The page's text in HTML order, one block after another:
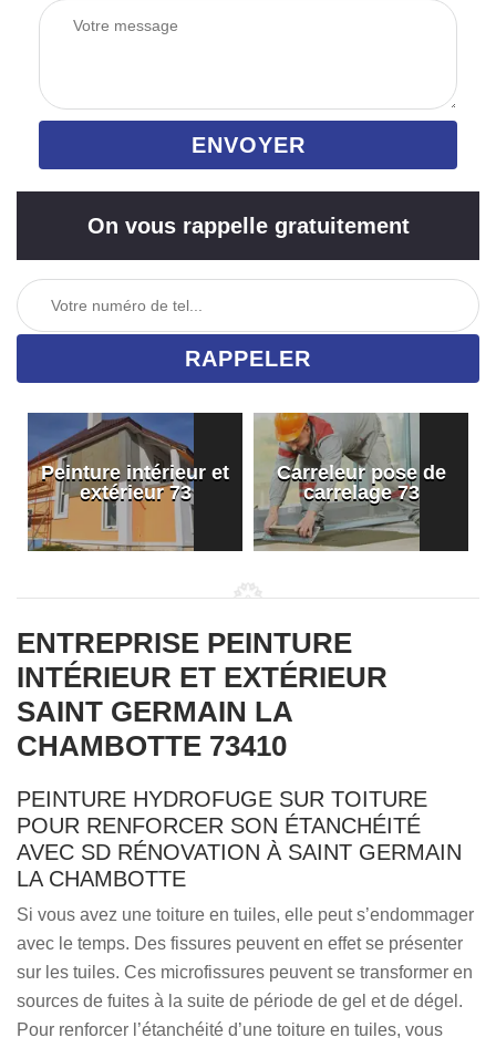
On vous rappelle gratuitement
Peinture intérieur et
extérieur 73
Carreleur pose de
carrelage 73
ENTREPRISE PEINTURE
INTÉRIEUR ET EXTÉRIEUR
SAINT GERMAIN LA
CHAMBOTTE 73410
PEINTURE HYDROFUGE SUR TOITURE
POUR RENFORCER SON ÉTANCHÉITÉ
AVEC SD RÉNOVATION À SAINT GERMAIN
LA CHAMBOTTE
Si vous avez une toiture en tuiles, elle peut s’endommager
avec le temps. Des fissures peuvent en effet se présenter
sur les tuiles. Ces microfissures peuvent se transformer en
sources de fuites à la suite de période de gel et de dégel.
Pour renforcer l’étanchéité d’une toiture en tuiles, vous